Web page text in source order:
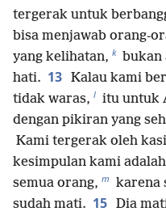
tergerak untuk
bisa menjawab orang-
yang kelihatan, k bukan
hati. 13 Kalau kami
tidak waras, l itu untuk
dengan pikiran yang
Kami tergerak oleh
kesimpulan kami
semua orang, m karena
sudah mati. 15 Dia